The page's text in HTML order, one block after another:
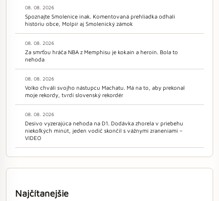
08. 08. 2026
Spoznajte Smolenice inak. Komentovaná prehliadka odhalí
históriu obce, Molpír aj Smolenický zámok
08. 08. 2026
Za smrťou hráča NBA z Memphisu je kokaín a heroín. Bola to
nehoda
08. 08. 2026
Volko chváli svojho nástupcu Machatu. Má na to, aby prekonal
moje rekordy, tvrdí slovenský rekordér
08. 08. 2026
Desivo vyzerajúca nehoda na D1. Dodávka zhorela v priebehu
niekoľkých minút, jeden vodič skončil s vážnymi zraneniami –
VIDEO
Najčítanejšie